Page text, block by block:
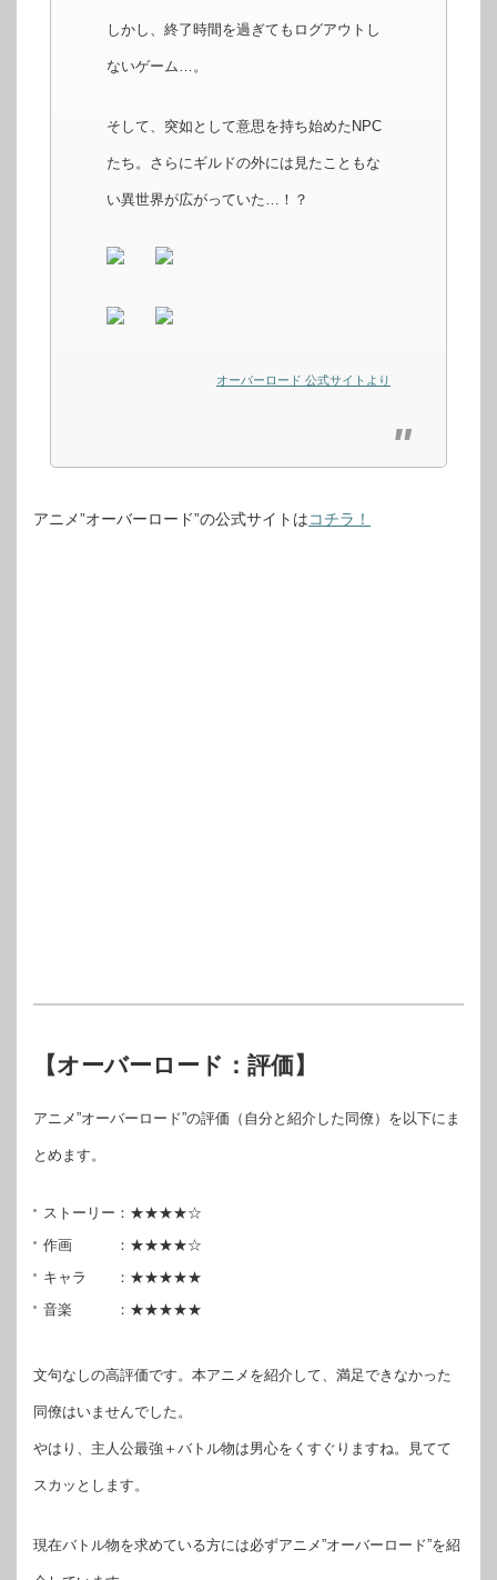
しかし、終了時間を過ぎてもログアウトし
ないゲーム…。
そして、突如として意思を持ち始めたNPC
たち。さらにギルドの外には見たこともな
い異世界が広がっていた…！？
オーバーロード 公式サイトより
アニメ”オーバーロード”の公式サイトはコチラ！
【オーバーロード：評価】
アニメ”オーバーロード”の評価（自分と紹介した同僚）を以下にま
とめます。
ストーリー：★★★★☆
作画 ：★★★★☆
キャラ ：★★★★★
音楽 ：★★★★★
文句なしの高評価です。本アニメを紹介して、満足できなかった
同僚はいませんでした。
やはり、主人公最強＋バトル物は男心をくすぐりますね。見てて
スカッとします。
現在バトル物を求めている方には必ずアニメ”オーバーロード”を紹